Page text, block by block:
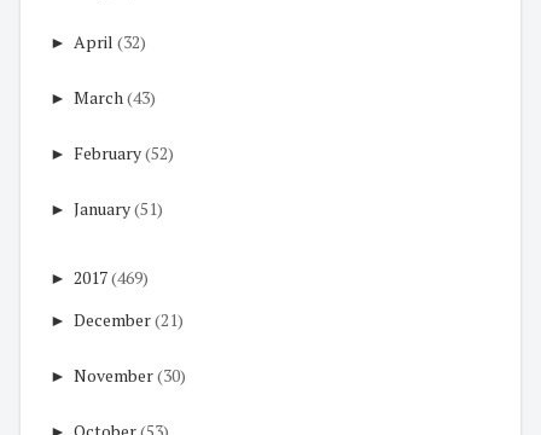
► April (32)
► March(43)
► February(52)
► January(51)
► 2017(469)
► December(21)
► November(30)